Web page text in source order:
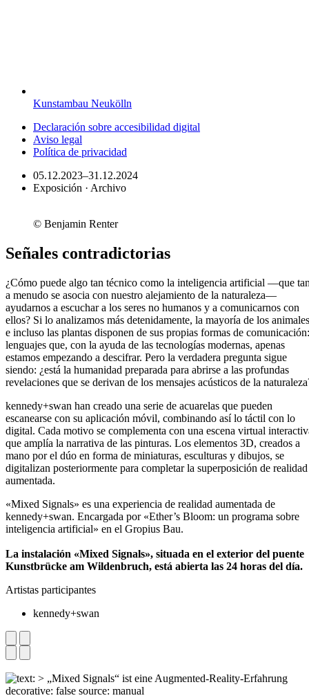
Kunstambau Neukölln
Declaración sobre accesibilidad digital
Aviso legal
Política de privacidad
05.12.2023–31.12.2024
Exposición · Archivo
© Benjamin Renter
Señales contradictorias
¿Cómo puede algo tan técnico como la inteligencia artificial —que
a menudo se asocia con nuestro alejamiento de la naturaleza—
ayudarnos a escuchar a los seres no humanos y a comunicarnos con
ellos? Si lo analizamos más detenidamente, la mayoría de los animales
e incluso las plantas disponen de sus propias formas de comunicación:
lenguajes que, con la ayuda de las tecnologías modernas, apenas
estamos empezando a descifrar. Pero la verdadera pregunta sigue
siendo: ¿está la humanidad preparada para abrirse a las profundas
revelaciones que se derivan de los mensajes acústicos de la
kennedy+swan han creado una serie de acuarelas que pueden
escanearse con su aplicación móvil, combinando así lo táctil con lo
digital. Cada motivo se complementa con una escena virtual
que amplía la narrativa de las pinturas. Los elementos 3D, creados a
mano por el dúo en forma de miniaturas, esculturas y dibujos, se
digitalizan posteriormente para completar la superposición de realidad
aumentada.
«Mixed Signals» es una experiencia de realidad aumentada de
kennedy+swan. Encargada por «Ether’s Bloom: un programa sobre
inteligencia artificial» en el Gropius Bau.
La instalación «Mixed Signals», situada en el exterior del puente
Kunstbrücke am Wildenbruch, está abierta las 24 horas del día.
Artistas participantes
kennedy+swan